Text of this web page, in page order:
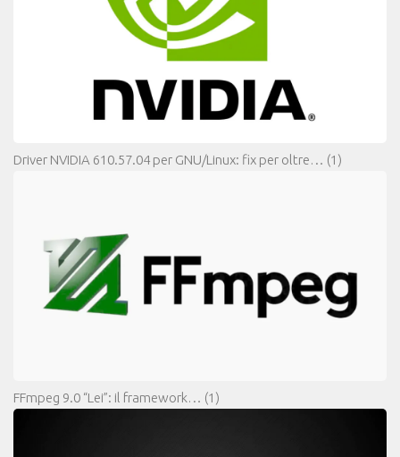
Driver NVIDIA 610.57.04 per GNU/Linux: fix per oltre… (1)
FFmpeg 9.0 “Lei”: il framework… (1)